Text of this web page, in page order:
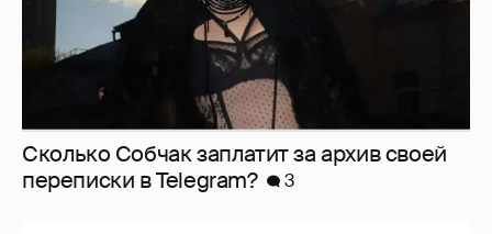
Сколько Собчак заплатит за архив своей
перeписки в Telegram?
3